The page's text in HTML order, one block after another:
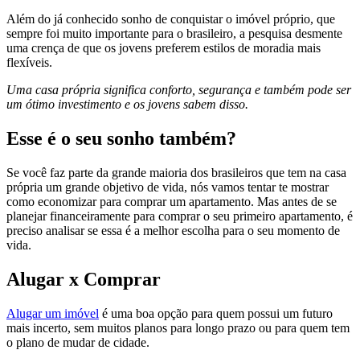
Além do já conhecido sonho de conquistar o imóvel próprio, que
sempre foi muito importante para o brasileiro, a pesquisa desmente
uma crença de que os jovens preferem estilos de moradia mais
flexíveis.
Uma casa própria significa conforto, segurança e também pode ser
um ótimo investimento e os jovens sabem disso.
Esse é o seu sonho também?
Se você faz parte da grande maioria dos brasileiros que tem na casa
própria um grande objetivo de vida, nós vamos tentar te mostrar
como economizar para comprar um apartamento. Mas antes de se
planejar financeiramente para comprar o seu primeiro apartamento, é
preciso analisar se essa é a melhor escolha para o seu momento de
vida.
Alugar x Comprar
Alugar um imóvel é uma boa opção para quem possui um futuro
mais incerto, sem muitos planos para longo prazo ou para quem tem
o plano de mudar de cidade.